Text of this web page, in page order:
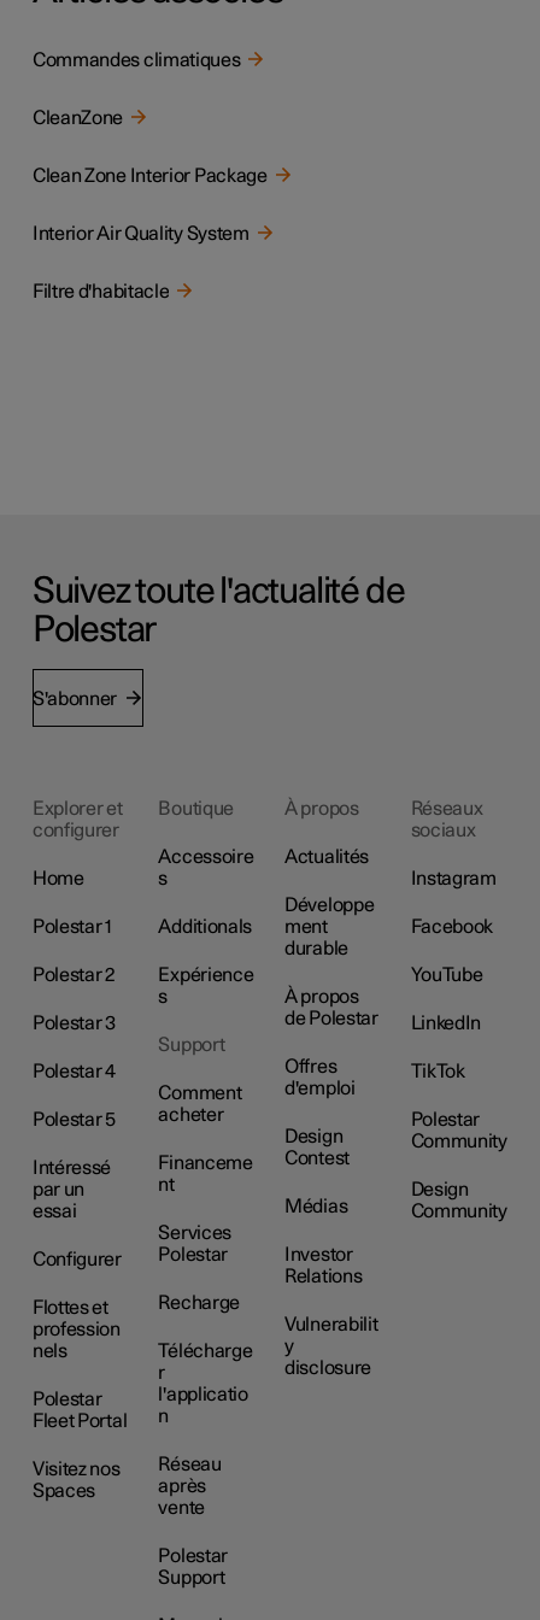
Commandes climatiques
CleanZone
Clean Zone Interior Package
Interior Air Quality System
Filtre d'habitacle
Suivez toute l'actualité de
Polestar
S'abonner
Explorer et
configurer
Home
Polestar 1
Polestar 2
Polestar 3
Polestar 4
Polestar 5
Intéressé
par un
essai
Configurer
Flottes et
profession
nels
Polestar
Fleet Portal
Visitez nos
Spaces
Boutique
Accessoire
s
Additionals
Expérience
s
Support
Comment
acheter
Financeme
nt
Services
Polestar
Recharge
Télécharge
r
l'applicatio
n
Réseau
après
vente
Polestar
Support
À propos
Actualités
Développe
ment
durable
À propos
de Polestar
Offres
d'emploi
Design
Contest
Médias
Investor
Relations
Vulnerabilit
y
disclosure
Réseaux
sociaux
Instagram
Facebook
YouTube
LinkedIn
TikTok
Polestar
Community
Design
Community